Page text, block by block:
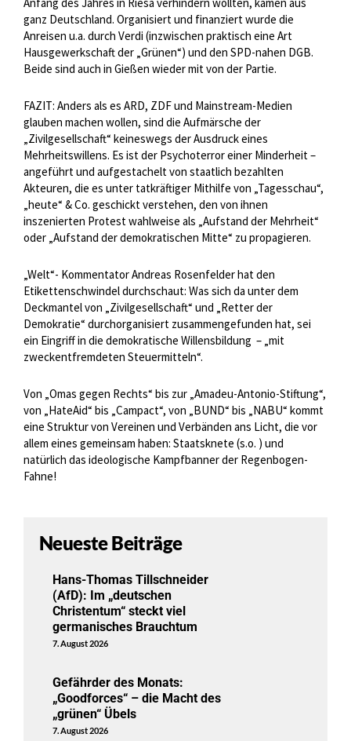
ganz Deutschland. Organisiert und finanziert wurde die
Anreisen u.a. durch Verdi (inzwischen praktisch eine Art
Hausgewerkschaft der „Grünen“) und den SPD-nahen DGB.
Beide sind auch in Gießen wieder mit von der Partie.
FAZIT: Anders als es ARD, ZDF und Mainstream-Medien
glauben machen wollen, sind die Aufmärsche der
„Zivilgesellschaft“ keineswegs der Ausdruck eines
Mehrheitswillens. Es ist der Psychoterror einer Minderheit –
angeführt und aufgestachelt von staatlich bezahlten
Akteuren, die es unter tatkräftiger Mithilfe von „Tagesschau“,
„heute“ & Co. geschickt verstehen, den von ihnen
inszenierten Protest wahlweise als „Aufstand der Mehrheit“
oder „Aufstand der demokratischen Mitte“ zu propagieren.
„Welt“- Kommentator Andreas Rosenfelder hat den
Etikettenschwindel durchschaut: Was sich da unter dem
Deckmantel von „Zivilgesellschaft“ und „Retter der
Demokratie“ durchorganisiert zusammengefunden hat, sei
ein Eingriff in die demokratische Willensbildung – „mit
zweckentfremdeten Steuermitteln“.
Von „Omas gegen Rechts“ bis zur „Amadeu-Antonio-Stiftung“,
von „HateAid“ bis „Campact“, von „BUND“ bis „NABU“ kommt
eine Struktur von Vereinen und Verbänden ans Licht, die vor
allem eines gemeinsam haben: Staatsknete (s.o. ) und
natürlich das ideologische Kampfbanner der Regenbogen-
Fahne!
Neueste Beiträge
Hans-Thomas Tillschneider
(AfD): Im „deutschen
Christentum“ steckt viel
germanisches Brauchtum
7. August 2026
Gefährder des Monats:
„Goodforces“ – die Macht des
„grünen“ Übels
7. August 2026